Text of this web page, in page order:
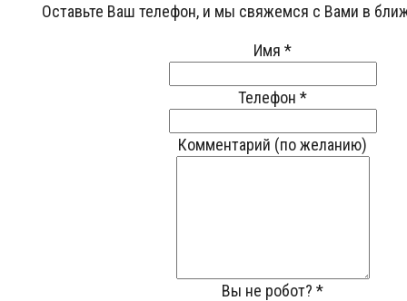
Оставьте Ваш телефон, и мы свяжемся с Вами в
Имя *
Телефон *
Комментарий (по желанию)
Вы не робот? *